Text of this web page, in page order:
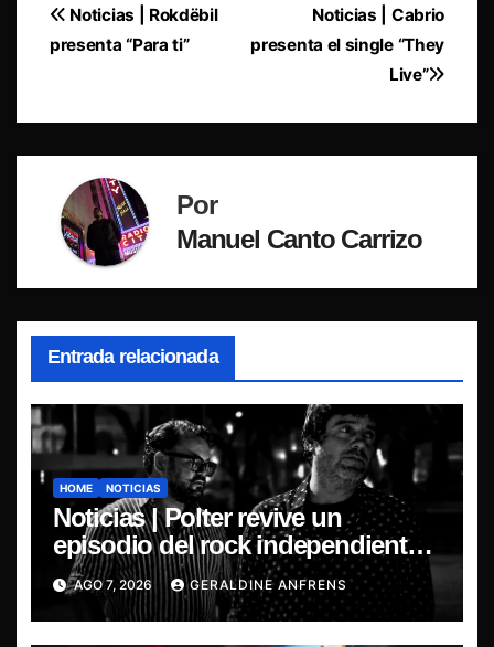
Navegación
de
Noticias | Cabrio
presenta el single “They
Live”
Noticias | Rokdëbil
presenta “Para ti”
Por
Manuel Canto Carrizo
Entrada relacionada
HOME NOTICIAS
Noticias | Polter revive un
episodio del rock independiente
chileno con el lanzamiento de
“Esencial 2001–2026”
AGO 7, 2026 GERALDINE ANFRENS